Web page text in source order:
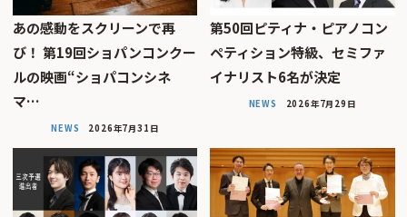
あの感動をスクリーンで再
び！ 第19回ショパンコンクー
ルの映画“ショパコンシネ
マ…
NEWS 2026年7月31日
第50回ピティナ・ピアノコン
ペティション特級、セミファ
イナリスト6名が決定
NEWS 2026年7月29日